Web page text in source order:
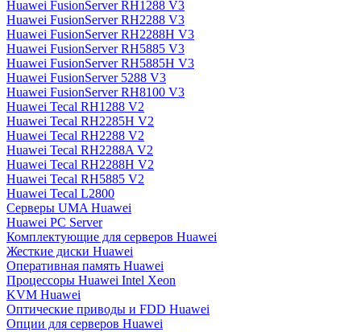
Huawei FusionServer RH1288 V3
Huawei FusionServer RH2288 V3
Huawei FusionServer RH2288H V3
Huawei FusionServer RH5885 V3
Huawei FusionServer RH5885H V3
Huawei FusionServer 5288 V3
Huawei FusionServer RH8100 V3
Huawei Tecal RH1288 V2
Huawei Tecal RH2285H V2
Huawei Tecal RH2288 V2
Huawei Tecal RH2288A V2
Huawei Tecal RH2288H V2
Huawei Tecal RH5885 V2
Huawei Tecal L2800
Серверы UMA Huawei
Huawei PC Server
Комплектующие для серверов Huawei
Жесткие диски Huawei
Оперативная память Huawei
Процессоры Huawei Intel Xeon
KVM Huawei
Оптические приводы и FDD Huawei
Опции для серверов Huawei